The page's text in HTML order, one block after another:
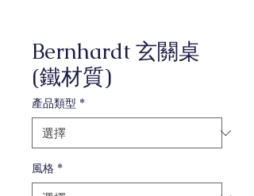
Bernhardt 玄關桌
(鐵材質)
產品類型 *
風格 *